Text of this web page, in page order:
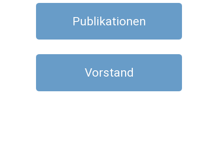
Publikationen
Vorstand